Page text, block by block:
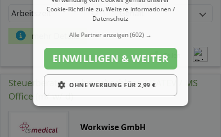
Arbeitszeit Gehalt
mehr Details
Teilen
Steuerberater - Jahresabschluss / DATEV / MS
Office (m/ w/ d)
Workwise GmbH
Cookie-Richtlinie zu.Weitere Informationen /
Datenschutz
Alle Partner anzeigen(602) →
EINWILLIGEN & WEITER
OHNE WERBUNG FÜR 2,99 €